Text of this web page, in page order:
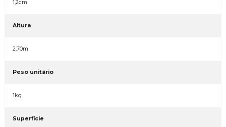
1,2cm
Altura
2,70m
Peso unitário
1kg
Superfície